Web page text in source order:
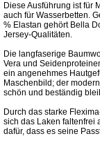
Diese Ausführung ist für
auch für Wasserbetten.
% Elastan gehört Bella
Jersey-Qualitäten.
Die langfaserige
Vera und
ein angenehmes
Maschenbild; der
schön und beständig
Durch das starke
sich das Laken faltenfrei
dafür, dass es seine